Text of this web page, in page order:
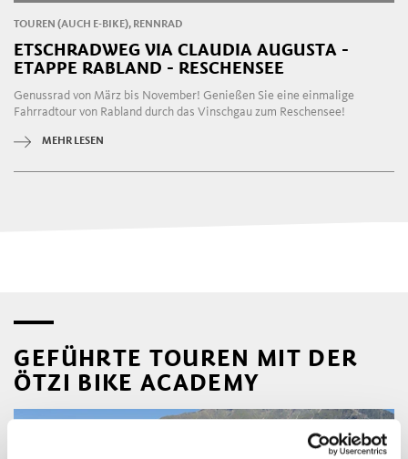
TOUREN (AUCH E-BIKE), RENNRAD
ETSCHRADWEG VIA CLAUDIA AUGUSTA -
ETAPPE RABLAND - RESCHENSEE
Genussrad von März bis November! Genießen Sie eine einmalige
Fahrradtour von Rabland durch das Vinschgau zum Reschensee!
MEHR LESEN
GEFÜHRTE TOUREN MIT DER
ÖTZI BIKE ACADEMY